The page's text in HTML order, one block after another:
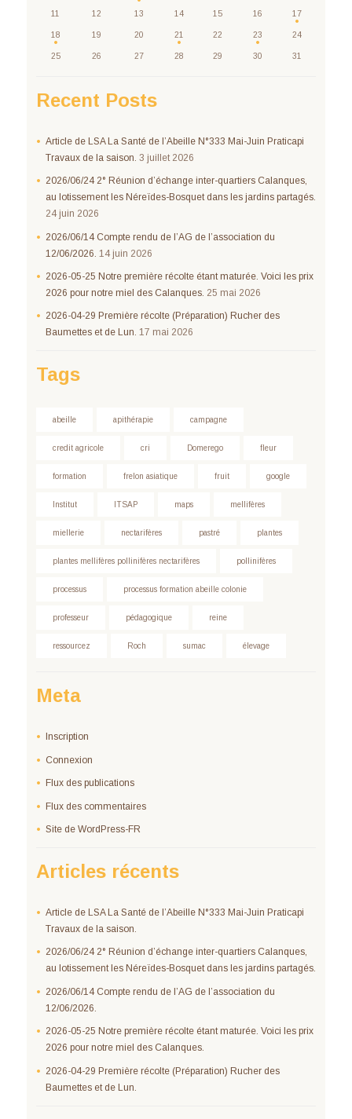
11 12 13 14 15 16 17
18 19 20 21 22 23 24
25 26 27 28 29 30 31
Recent Posts
Article de LSA La Santé de l’Abeille N°333 Mai-Juin Praticapi
Travaux de la saison. 3 juillet 2026
2026/06/24 2° Réunion d’échange inter-quartiers Calanques,
au lotissement les Néreïdes-Bosquet dans les jardins partagés.
24 juin 2026
2026/06/14 Compte rendu de l’AG de l’association du
12/06/2026. 14 juin 2026
2026-05-25 Notre première récolte étant maturée. Voici les prix
2026 pour notre miel des Calanques. 25 mai 2026
2026-04-29 Première récolte (Préparation) Rucher des
Baumettes et de Lun. 17 mai 2026
Tags
abeille apithérapie campagne
credit agricole cri Domerego fleur
formation frelon asiatique fruit google
Institut ITSAP maps mellifères
miellerie nectarifères pastré plantes
plantes mellifères pollinifères nectarifères pollinifères
processus processus formation abeille colonie
professeur pédagogique reine
ressourcez Roch sumac élevage
Meta
Inscription
Connexion
Flux des publications
Flux des commentaires
Site de WordPress-FR
Articles récents
Article de LSA La Santé de l’Abeille N°333 Mai-Juin Praticapi
Travaux de la saison.
2026/06/24 2° Réunion d’échange inter-quartiers Calanques,
au lotissement les Néreïdes-Bosquet dans les jardins partagés.
2026/06/14 Compte rendu de l’AG de l’association du
12/06/2026.
2026-05-25 Notre première récolte étant maturée. Voici les prix
2026 pour notre miel des Calanques.
2026-04-29 Première récolte (Préparation) Rucher des
Baumettes et de Lun.